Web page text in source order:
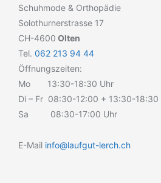
Schuhmode & Orthopädie
Solothurnerstrasse 17
CH-4600 Olten
Tel. 062 213 94 44
Öffnungszeiten:
Mo 13:30-18:30 Uhr
Di – Fr 08:30-12:00 + 13:30-18:30
Sa 08:30-17:00 Uhr
E-Mail info@laufgut-lerch.ch